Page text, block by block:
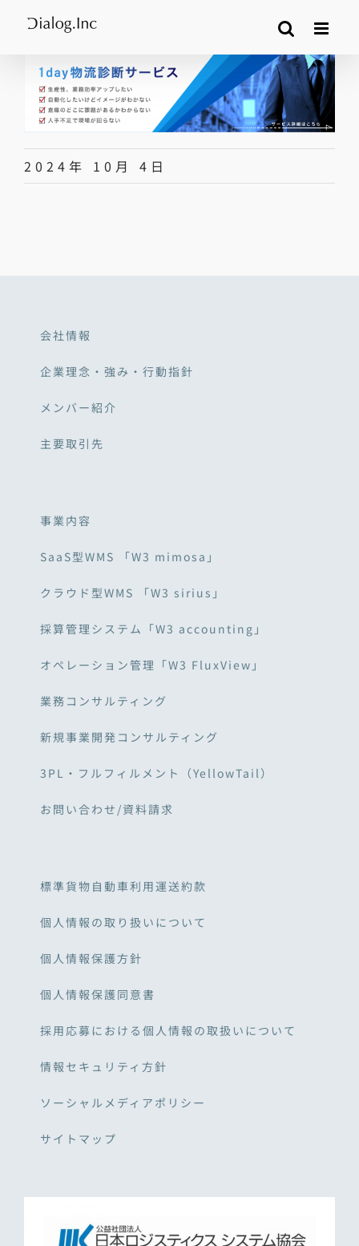
content
2024年 10月 4日
会社情報
企業理念・強み・行動指針
メンバー紹介
主要取引先
事業内容
SaaS型WMS 「W3 mimosa」
クラウド型WMS 「W3 sirius」
採算管理システム「W3 accounting」
オペレーション管理「W3 FluxView」
業務コンサルティング
新規事業開発コンサルティング
3PL・フルフィルメント（YellowTail）
お問い合わせ/資料請求
標準貨物自動車利用運送約款
個人情報の取り扱いについて
個人情報保護方針
個人情報保護同意書
採用応募における個人情報の取扱いについて
情報セキュリティ方針
ソーシャルメディアポリシー
サイトマップ